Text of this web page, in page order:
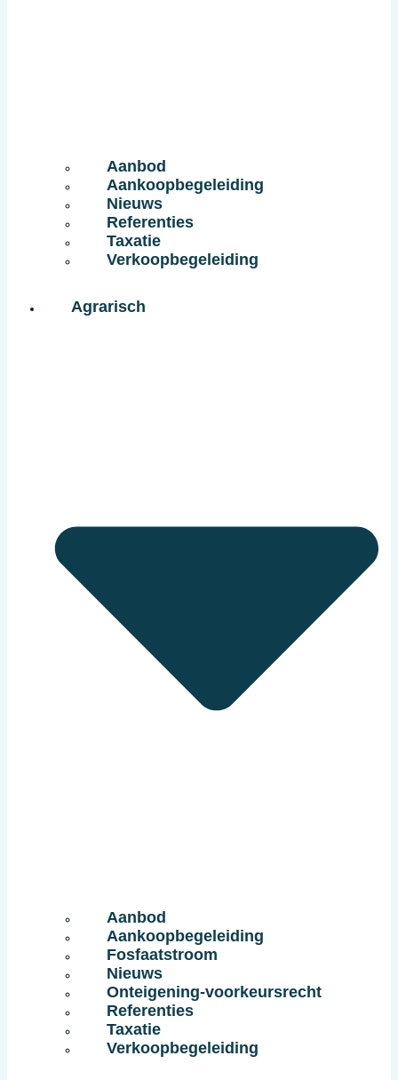
Aanbod
Aankoopbegeleiding
Nieuws
Referenties
Taxatie
Verkoopbegeleiding
Agrarisch
Aanbod
Aankoopbegeleiding
Fosfaatstroom
Nieuws
Onteigening-voorkeursrecht
Referenties
Taxatie
Verkoopbegeleiding